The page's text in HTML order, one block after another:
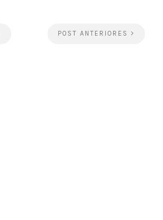
POST ANTERIORES